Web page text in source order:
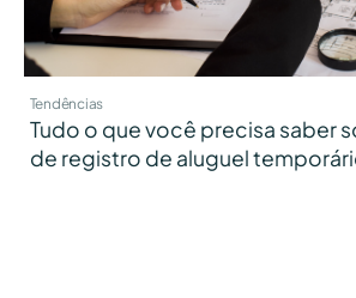
Tendências
Tudo o que você precisa saber
de registro de aluguel